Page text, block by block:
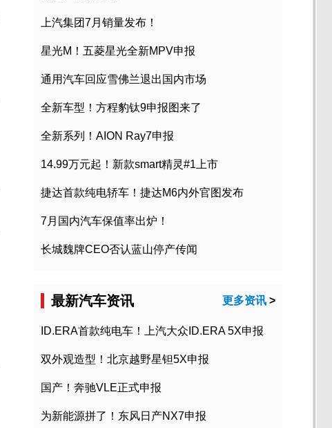
上汽集团7月销量发布！
星光M！五菱星光全新MPV申报
通用汽车回应雪佛兰退出国内市场
全新车型！方程豹钛9申报图来了
全新系列！AION Ray7申报
14.99万元起！新款smart精灵#1上市
捷达首款纯电轿车！捷达M6内外官图发布
7月国内汽车保值率出炉！
长城魏牌CEO否认蓝山停产传闻
最新汽车资讯 更多资讯 >
ID.ERA首款纯电车！上汽大众ID.ERA 5X申报
双外观造型！北京越野星钽5X申报
国产！奔驰VLE正式申报
为新能源拼了！东风日产NX7申报